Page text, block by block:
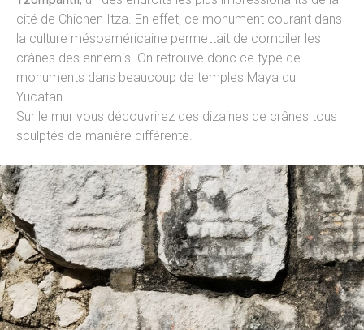
cité de Chichen Itza. En effet, ce monument courant dans
la culture mésoaméricaine permettait de compiler les
crânes des ennemis. On retrouve donc ce type de
monuments dans beaucoup de temples Maya du
Yucatan.
Sur le mur vous découvrirez des dizaines de crânes tous
sculptés de manière différente.